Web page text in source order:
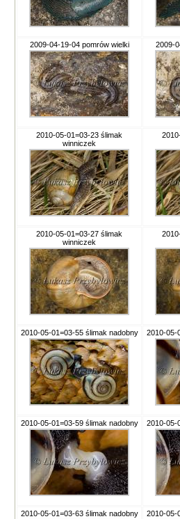
2009-04-19-04 pomrów wielki 2009-
2010-05-01=03-23 ślimak
winniczek
2010-05-01=03-27 ślimak
winniczek
2010-05-01=03-55 ślimak nadobny 2010-05-
2010-05-01=03-59 ślimak nadobny 2010-05-
2010-05-01=03-63 ślimak nadobny 2010-05-